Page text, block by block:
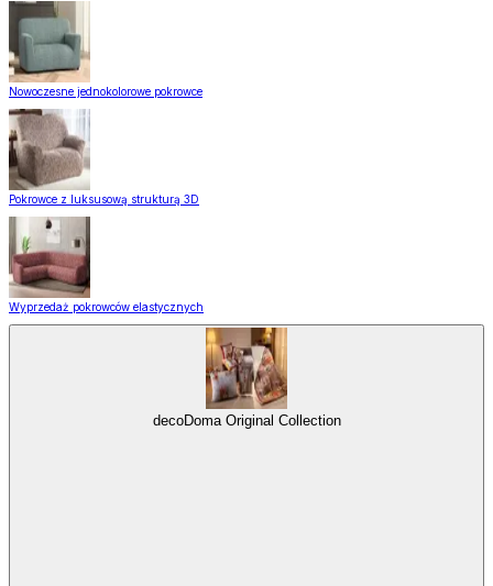
Nowoczesne jednokolorowe pokrowce
Pokrowce z luksusową strukturą 3D
Wyprzedaż pokrowców elastycznych
decoDoma Original Collection